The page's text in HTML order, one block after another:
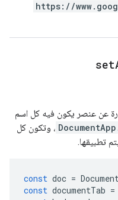
https://
عن عنصر يكون فيه كل اسم
، وتكون كل
تطبيقها.
const doc =
const documentTab =